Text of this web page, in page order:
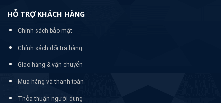
HỖ TRỢ KHÁCH HÀNG
Chính sách bảo mật
Chính sách đổi trả hàng
Giao hàng & vận chuyển
Mua hàng và thanh toán
Thỏa thuận người dùng